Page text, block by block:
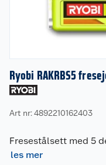
Ryobi RAKRBS5
Art nr: 4892210162403
Fresestålsett med 5
les mer